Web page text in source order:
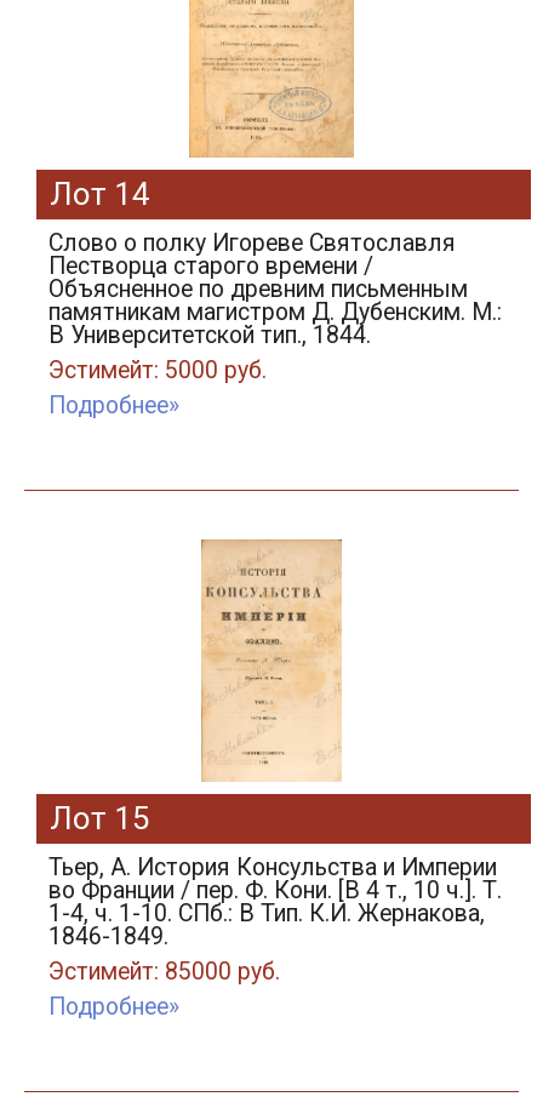
Лот 14
Слово о полку Игореве Святославля
Пестворца старого времени /
Объясненное по древним письменным
памятникам магистром Д. Дубенским. М.:
В Университетской тип., 1844.
Эстимейт: 5000 руб.
Подробнее»
Лот 15
Тьер, А. История Консульства и Империи
во Франции / пер. Ф. Кони. [В 4 т., 10 ч.]. Т.
1-4, ч. 1-10. СПб.: В Тип. К.И. Жернакова,
1846-1849.
Эстимейт: 85000 руб.
Подробнее»